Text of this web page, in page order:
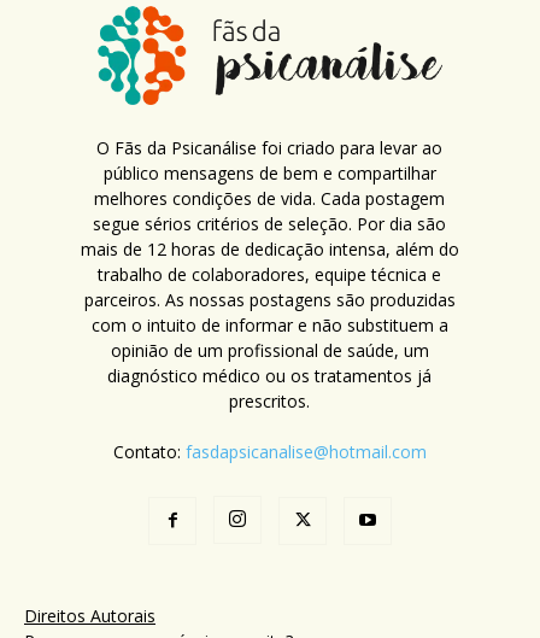
O Fãs da Psicanálise foi criado para levar ao
público mensagens de bem e compartilhar
melhores condições de vida. Cada postagem
segue sérios critérios de seleção. Por dia são
mais de 12 horas de dedicação intensa, além do
trabalho de colaboradores, equipe técnica e
parceiros. As nossas postagens são produzidas
com o intuito de informar e não substituem a
opinião de um profissional de saúde, um
diagnóstico médico ou os tratamentos já
prescritos.
Contato: fasdapsicanalise@hotmail.com
Direitos Autorais